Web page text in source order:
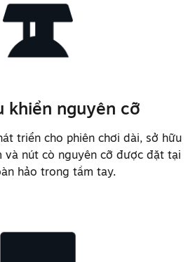
tuyến tần số âm
âm thanh tổng thể cân
cho việc sử dụng mảng
nghe 3,5mm
khiển nguyên cỡ
triển cho phiên chơi dài, sở hữu
và nút cò nguyên cỡ được đặt tại
hảo trong tầm tay.